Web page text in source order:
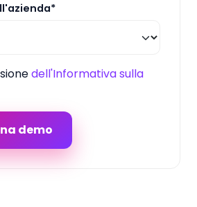
dell'Informativa sulla
demo